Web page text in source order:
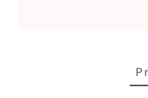
新婦様と青春時代をと
様のお母様ご準備のサ